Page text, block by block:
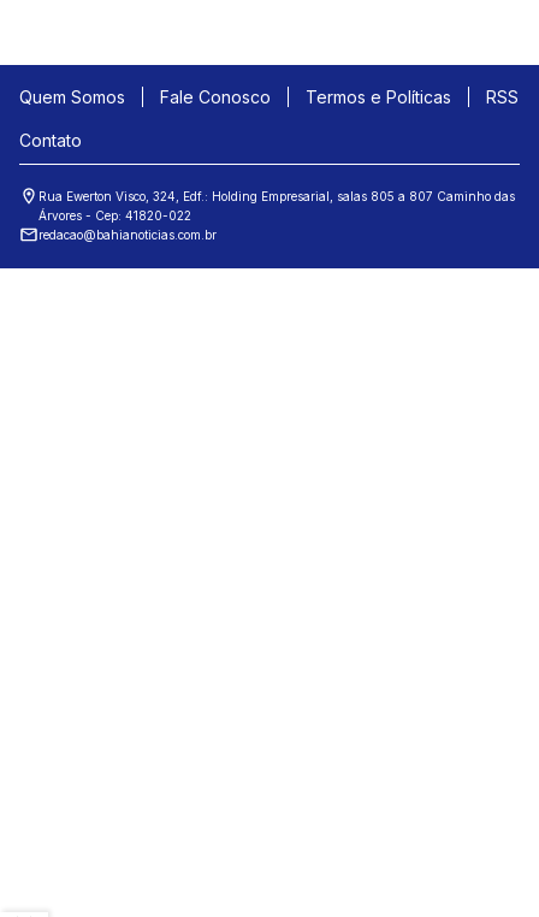
Quem Somos Fale Conosco Termos e Políticas RSS
Contato
Rua Ewerton Visco, 324, Edf.: Holding Empresarial, salas 805 a 807 Caminho das
Árvores - Cep: 41820-022
redacao@bahianoticias.com.br